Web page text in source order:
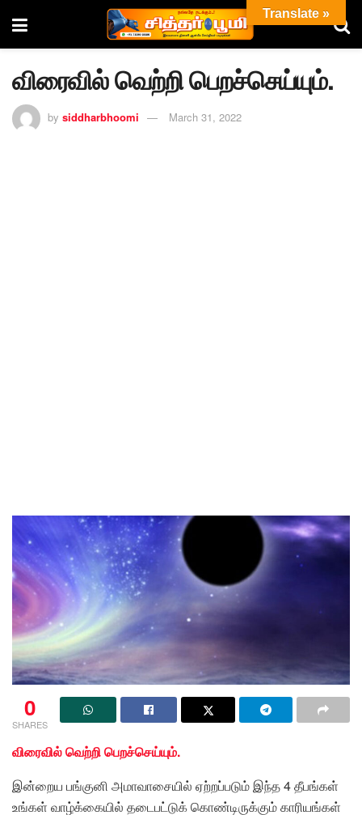
விரைவில் வெற்றி பெறச்செய்யும்.
by siddharbhoomi March 31, 2022
0
SHARES
விரைவில் வெற்றி பெறச்செய்யும்.
இன்றைய பங்குனி அமாவாசையில் ஏற்றப்படும் இந்த 4 தீபங்கள்
உங்கள் வாழ்க்கையில் தடைபட்டுக் கொண்டிருக்கும் காரியங்கள்
Translate »